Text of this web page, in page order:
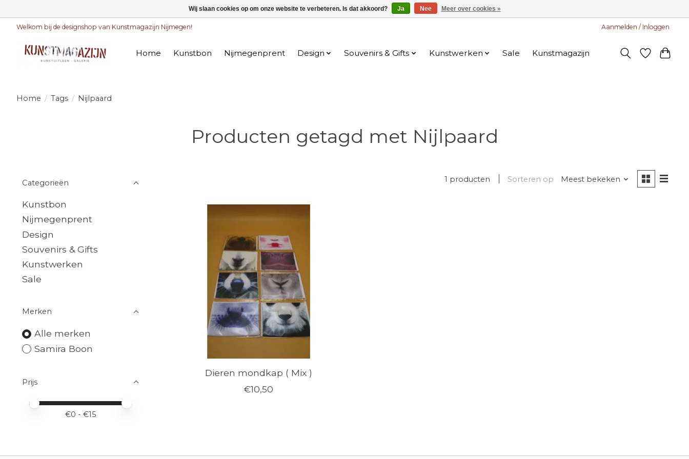
Welkom bij de designshop van Kunstmagazijn Nijmegen! Aanmelden / Inloggen
Home Kunstbon Nijmegenprent Design Souvenirs & Gifts Kunstwerken Sale Kunstmagazijn
Home / Tags / Nijlpaard
Producten getagd met Nijlpaard
Categorieën
Kunstbon
Nijmegenprent
Design
Souvenirs & Gifts
Kunstwerken
Sale
Merken
Alle merken
Samira Boon
Prijs
Minimale prijswaarde
Price maximum value
€0 - €15
1 producten Sorteren op Meest bekeken
Dieren mondkap ( Mix )
€10,50
Wij slaan cookies op om onze website te verbeteren. Is dat akkoord? Ja Nee Meer over cookies »